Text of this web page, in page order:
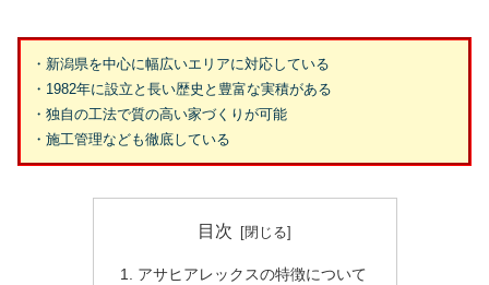
・新潟県を中心に幅広いエリアに対応している
・1982年に設立と長い歴史と豊富な実積がある
・独自の工法で質の高い家づくりが可能
・施工管理なども徹底している
目次
アサヒアレックスの特徴について